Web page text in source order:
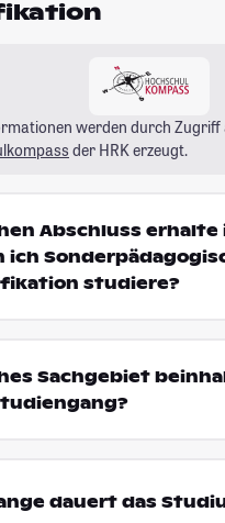
werden durch Zugriff
der HRK erzeugt.
Abschluss erhalte
ich
studiere?
Sachgebiet
dauert das